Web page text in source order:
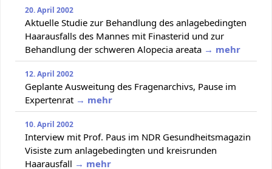
20. April 2002
Aktuelle Studie zur Behandlung des anlagebedingten
Haarausfalls des Mannes mit Finasterid und zur
Behandlung der schweren Alopecia areata → mehr
12. April 2002
Geplante Ausweitung des Fragenarchivs, Pause im
Expertenrat → mehr
10. April 2002
Interview mit Prof. Paus im NDR Gesundheitsmagazin
Visiste zum anlagebedingten und kreisrunden
Haarausfall → mehr